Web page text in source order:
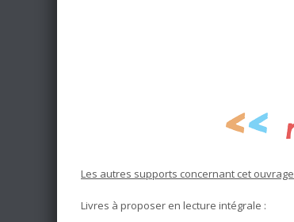
Les autres supports concernant cet ouvrage
Livres à proposer en lecture intégrale :